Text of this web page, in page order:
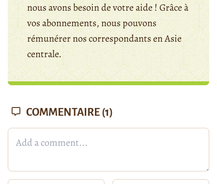
nous avons besoin de votre aide ! Grâce à
vos abonnements, nous pouvons
rémunérer nos correspondants en Asie
centrale.
COMMENTAIRE (1)